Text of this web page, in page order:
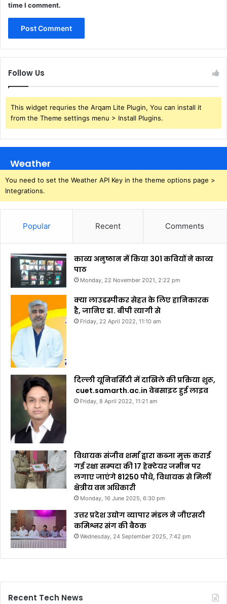
time I comment.
Follow Us
This widget requries the Arqam Lite Plugin, You can install it
from the Theme settings menu > Install Plugins.
Weather
You need to set the Weather API Key in the theme options page >
Integrations.
Popular Recent Comments
काव्य अनुष्ठान में किया 301 कवियों ने काव्य
पाठ
Monday, 22 November 2021, 2:22 pm
क्या लाउडस्पीकर सेहत के लिए हानिकारक
है, जानिए डा. बीपी त्यागी से
Friday, 22 April 2022, 11:10 am
दिल्ली यूनिवर्सिटी में दाखिले की प्रक्रिया शुरू,
cuet.samarth.ac.in वेबसाइट हुई लाइव
Friday, 8 April 2022, 11:21 am
विधायक संजीव शर्मा द्वारा कब्जा मुक्त कराई
गई रक्षा सम्पदा की 17 हेक्टेयर जमीन पर
लगाए जाएंगे 81250 पौधे, विधायक से मिलीं
क्षेत्रीय वन अधिकारी
Monday, 16 June 2025, 6:30 pm
उत्तर प्रदेश उद्योग व्यापार मंडल ने जीएसटी
कमिश्नर संग की बैठक
Wednesday, 24 September 2025, 7:42 pm
Recent Tech News